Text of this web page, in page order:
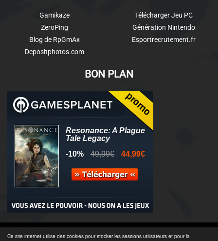
Ce site internet utilise des cookies pour stocker les sessions utilisateurs et pour la
Gamikaze
ZeroPing
Blog de RpGmAx
Depositphotos.com
Télécharger Jeu PC
Génération Nintendo
Esportrecrutement.fr
BON PLAN
© 2011-2025 - Association Clamidra - Wordpress